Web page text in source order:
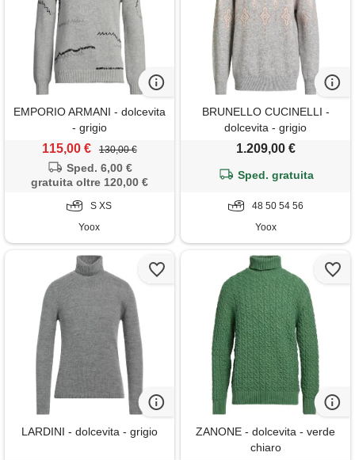
EMPORIO ARMANI - dolcevita
- grigio
115,00 € 130,00 €
Sped. 6,00 €
gratuita oltre 120,00 €
S XS
Yoox
BRUNELLO CUCINELLI -
dolcevita - grigio
1.209,00 €
Sped. gratuita
48 50 54 56
Yoox
LARDINI - dolcevita - grigio
ZANONE - dolcevita - verde
chiaro